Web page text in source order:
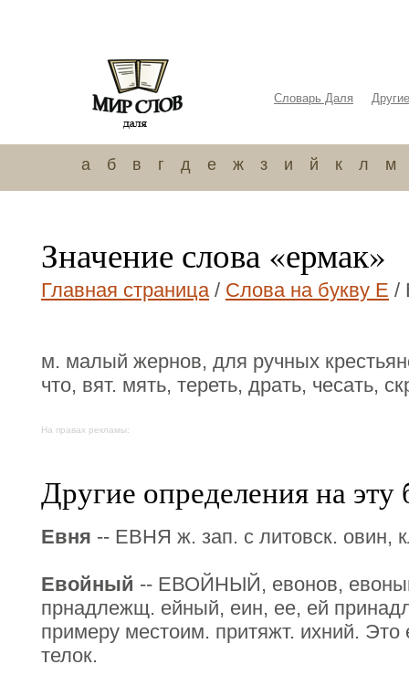
Словарь Даля
а б в г д е ж з и й к л м
Значение слова «ермак»
Главная страница/ Слова на букву Е /
м. малый жернов, для ручных
что, вят. мять, тереть, драть, чесать,
На правах рекламы:
Другие определения на эту
Евня -- ЕВНЯ ж. зап. с литовск. овин,
Евойный -- ЕВОЙНЫЙ, евонов,
прнадлежщ. ейный, еин, ее, ей
примеру местоим. притяжт. ихний.
телок.